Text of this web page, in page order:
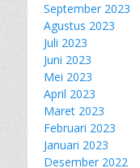
September 2023
Agustus 2023
Juli 2023
Juni 2023
Mei 2023
April 2023
Maret 2023
Februari 2023
Januari 2023
Desember 2022